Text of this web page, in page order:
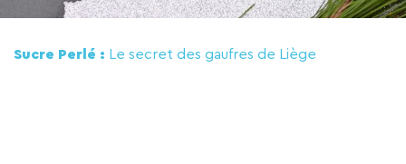
Sucre Perlé : Le secret des gaufres de Liège